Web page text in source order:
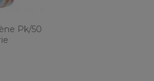
Pk/50